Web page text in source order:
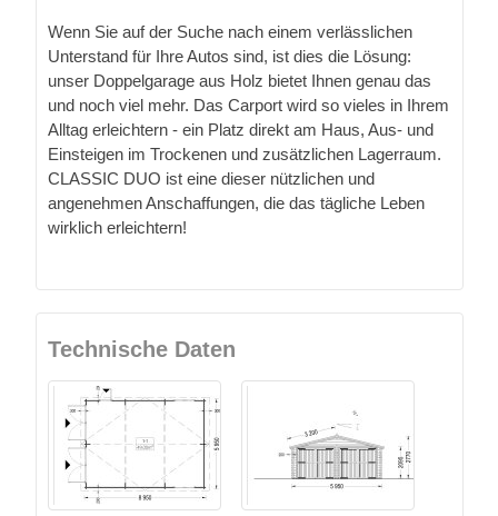
Wenn Sie auf der Suche nach einem verlässlichen
Unterstand für Ihre Autos sind, ist dies die Lösung:
unser Doppelgarage aus Holz bietet Ihnen genau das
und noch viel mehr. Das Carport wird so vieles in Ihrem
Alltag erleichtern - ein Platz direkt am Haus, Aus- und
Einsteigen im Trockenen und zusätzlichen Lagerraum.
CLASSIC DUO ist eine dieser nützlichen und
angenehmen Anschaffungen, die das tägliche Leben
wirklich erleichtern!
Technische Daten